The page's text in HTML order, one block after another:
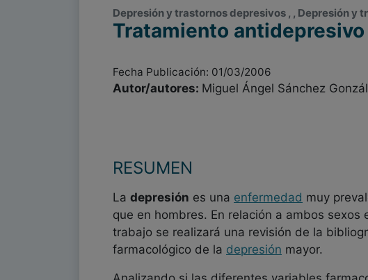
Depresión y trastornos depresivos , , Depresión y
Tratamiento antidepresivo
Fecha Publicación: 01/03/2006
Autor/autores: Miguel Ángel Sánchez
RESUMEN
La depresión es una enfermedad muy
que en hombres. En relación a ambos sexos
trabajo se realizará una revisión de la
farmacológico de la depresión mayor.